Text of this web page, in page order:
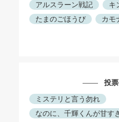
アルスラーン戦記
キ
たまのごほうび
カモ
投
ミステリと言う勿れ
なのに、千輝くんが甘す